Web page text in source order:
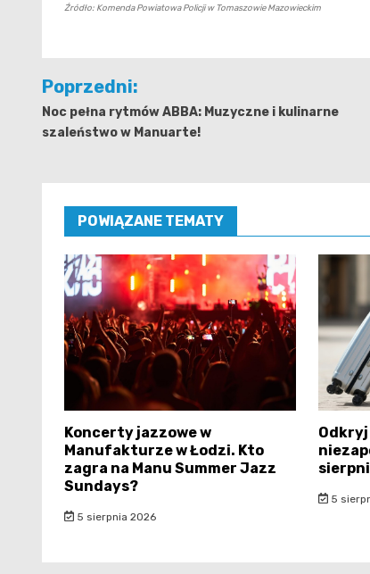
Źródło: Komenda Powiatowa Policji w Tomaszowie Mazowieckim
Nawigacja
wpisu
Poprzedni:
Noc pełna rytmów ABBA: Muzyczne i kulinarne
szaleństwo w Manuarte!
POWIĄZANE TEMATY
Koncerty jazzowe w
Manufakturze w Łodzi. Kto
zagra na Manu Summer Jazz
Sundays?
5 sierpnia 2026
Odkryj
5